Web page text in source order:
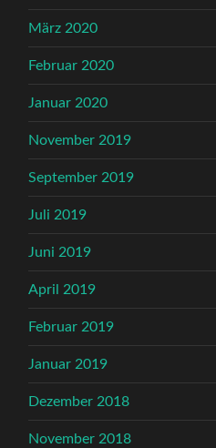
März 2020
Februar 2020
Januar 2020
November 2019
September 2019
Juli 2019
Juni 2019
April 2019
Februar 2019
Januar 2019
Dezember 2018
November 2018